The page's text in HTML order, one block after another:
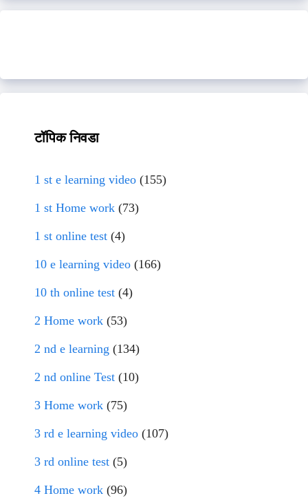
टॉपिक निवडा
1 st e learning video (155)
1 st Home work (73)
1 st online test (4)
10 e learning video (166)
10 th online test (4)
2 Home work (53)
2 nd e learning (134)
2 nd online Test (10)
3 Home work (75)
3 rd e learning video (107)
3 rd online test (5)
4 Home work (96)